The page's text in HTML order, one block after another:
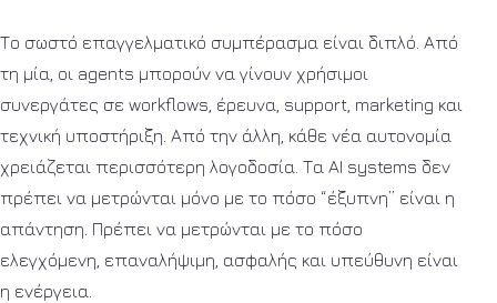
Το σωστό επαγγελματικό συμπέρασμα είναι διπλό. Από
τη μία, οι agents μπορούν να γίνουν χρήσιμοι
συνεργάτες σε workflows, έρευνα, support, marketing και
τεχνική υποστήριξη. Από την άλλη, κάθε νέα αυτονομία
χρειάζεται περισσότερη λογοδοσία. Τα AI systems δεν
πρέπει να μετρώνται μόνο με το πόσο “έξυπνη” είναι η
απάντηση. Πρέπει να μετρώνται με το πόσο
ελεγχόμενη, επαναλήψιμη, ασφαλής και υπεύθυνη είναι
η ενέργεια.